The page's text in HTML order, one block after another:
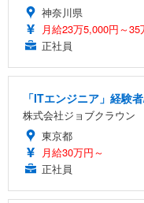
神奈川県
月給23万5,000円～35
正社員
「ITエンジニア」経験
株式会社ジョブクラウン
東京都
月給30万円～
正社員